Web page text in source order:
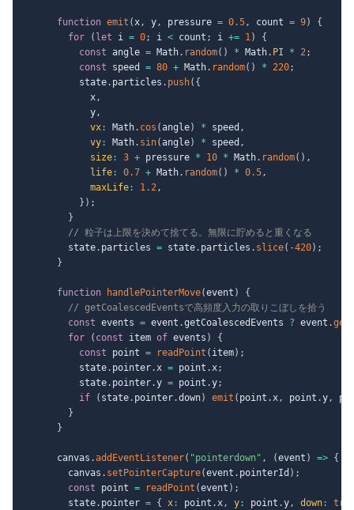
function emit (x, y, pressure = 0.5, count = 9)
{
for
( let i = 0; i < count ; i += 1)
{
const angle = Math. random( ) * Math. PI * 2;
const speed = 80 + Math. random( ) * 220;
          state
. particles . push( {
            x
,
            y
,
vx : Math. cos (angle) * speed ,
vy : Math. sin(angle) * speed ,
size : 3 + pressure * 10 * Math. random( ) ,
life : 0.7 + Math. random( ) * 0.5,
maxLife : 1.2,
} ) ;
}
// 粒子は上限を決めて捨てる。無限に貯めると重くなる
        state
. particles = state. particles . slice( -420) ;
}
function handlePointerMove(event )
{
// getCoalescedEventsで高頻度入力の取りこぼしを拾う
const events = event .getCoalescedEvents ? event .
for
( const item of events )
{
const point = readPoint ( item) ;
          state
. pointer.x = point .x;
          state
. pointer.y = point .y;
if
( state. pointer.down) emit ( point .x, point .y,
}
}
      canvas
.addEventListener( "pointerdown" , (event ) => {
        canvas
. setPointerCapture(event . pointerId ) ;
const point = readPoint (event ) ;
        state
. pointer = { x : point .x, y : point .y, down :